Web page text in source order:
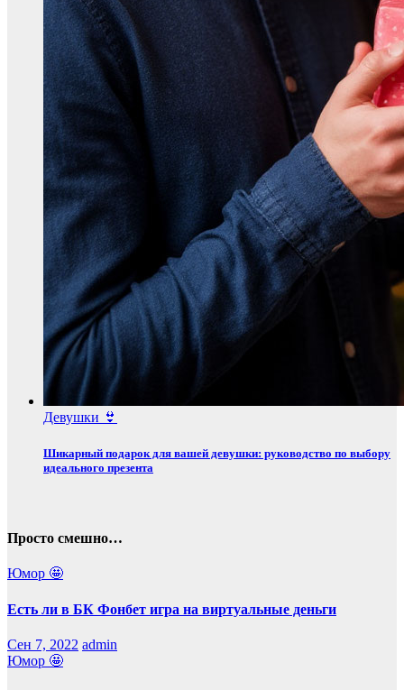
Девушки 👙
Шикарный подарок для вашей девушки: руководство по выбору
идеального презента
Просто смешно…
Юмор 🤩
Есть ли в БК Фонбет игра на виртуальные деньги
Сен 7, 2022 admin
Юмор 🤩